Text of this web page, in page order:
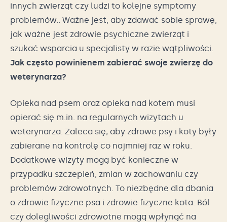
innych zwierząt czy ludzi to kolejne symptomy
problemów.. Ważne jest, aby zdawać sobie sprawę,
jak ważne jest zdrowie psychiczne zwierząt i
szukać wsparcia u specjalisty w razie wątpliwości.
Jak często powinienem zabierać swoje zwierzę do
weterynarza?
Opieka nad psem oraz opieka nad kotem musi
opierać się m.in. na regularnych wizytach u
weterynarza. Zaleca się, aby zdrowe psy i koty były
zabierane na kontrolę co najmniej raz w roku.
Dodatkowe wizyty mogą być konieczne w
przypadku szczepień, zmian w zachowaniu czy
problemów zdrowotnych. To niezbędne dla dbania
o zdrowie fizyczne psa i zdrowie fizyczne kota. Ból
czy dolegliwości zdrowotne mogą wpłynąć na